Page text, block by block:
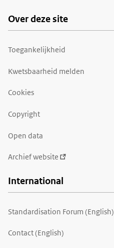
Over deze site
Toegankelijkheid
Kwetsbaarheid melden
Cookies
Copyright
Open data
Archief website
International
Standardisation Forum (English)
Contact (English)